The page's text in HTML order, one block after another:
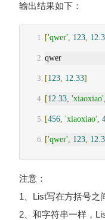
输出结果如下：
['qwer', 123,
qwer
[123, 12.33]
[12.33, 'xiaoxiao',
[456, 'xiaoxiao',
['qwer', 123,
注意：
1、List写在方括号之
2、和字符串一样，